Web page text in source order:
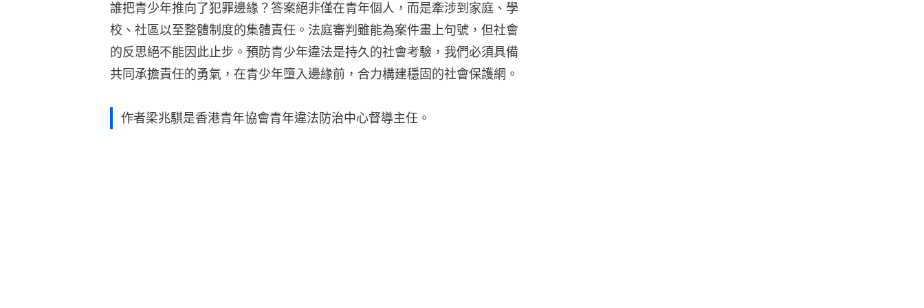
誰把青少年推向了犯罪邊緣？答案絕非僅在青年個人，而是牽涉到家庭、學
校、社區以至整體制度的集體責任。法庭審判雖能為案件畫上句號，但社會
的反思絕不能因此止步。預防青少年違法是持久的社會考驗，我們必須具備
共同承擔責任的勇氣，在青少年墮入邊緣前，合力構建穩固的社會保護網。
作者梁兆騏是香港青年協會青年違法防治中心督導主任。